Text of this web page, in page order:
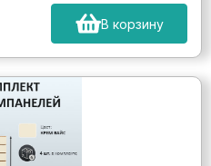
В корзину